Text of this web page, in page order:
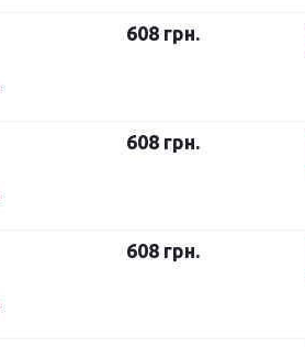
608 грн.
608 грн.
608 грн.